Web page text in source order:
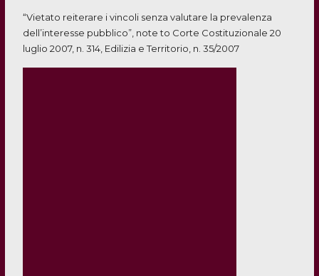
“Vietato reiterare i vincoli senza valutare la prevalenza
dell’interesse pubblico”, note to Corte Costituzionale 20
luglio 2007, n. 314, Edilizia e Territorio, n. 35/2007